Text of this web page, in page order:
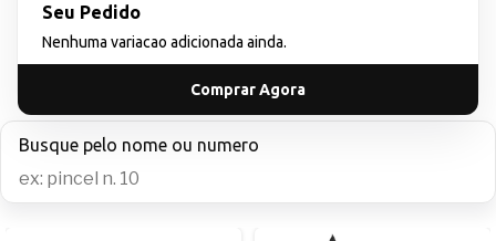
Seu Pedido
Nenhuma variacao adicionada ainda.
Comprar Agora
Busque pelo nome ou numero